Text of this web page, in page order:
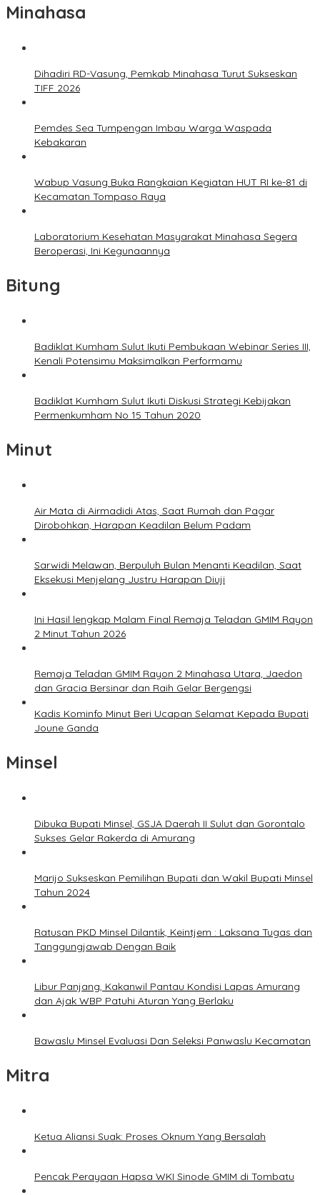
Minahasa
Dihadiri RD-Vasung, Pemkab Minahasa Turut Sukseskan
TIFF 2026
Pemdes Sea Tumpengan Imbau Warga Waspada
Kebakaran
Wabup Vasung Buka Rangkaian Kegiatan HUT RI ke-81 di
Kecamatan Tompaso Raya
Laboratorium Kesehatan Masyarakat Minahasa Segera
Beroperasi, Ini Kegunaannya
Bitung
Badiklat Kumham Sulut Ikuti Pembukaan Webinar Series III,
Kenali Potensimu Maksimalkan Performamu
Badiklat Kumham Sulut Ikuti Diskusi Strategi Kebijakan
Permenkumham No 15 Tahun 2020
Minut
Air Mata di Airmadidi Atas, Saat Rumah dan Pagar
Dirobohkan, Harapan Keadilan Belum Padam
Sarwidi Melawan, Berpuluh Bulan Menanti Keadilan, Saat
Eksekusi Menjelang Justru Harapan Diuji
Ini Hasil lengkap Malam Final Remaja Teladan GMIM Rayon
2 Minut Tahun 2026
Remaja Teladan GMIM Rayon 2 Minahasa Utara, Jaedon
dan Gracia Bersinar dan Raih Gelar Bergengsi
Kadis Kominfo Minut Beri Ucapan Selamat Kepada Bupati
Joune Ganda
Minsel
Dibuka Bupati Minsel, GSJA Daerah II Sulut dan Gorontalo
Sukses Gelar Rakerda di Amurang
Marijo Sukseskan Pemilihan Bupati dan Wakil Bupati Minsel
Tahun 2024
Ratusan PKD Minsel Dilantik, Keintjem : Laksana Tugas dan
Tanggungjawab Dengan Baik
Libur Panjang, Kakanwil Pantau Kondisi Lapas Amurang
dan Ajak WBP Patuhi Aturan Yang Berlaku
Bawaslu Minsel Evaluasi Dan Seleksi Panwaslu Kecamatan
Mitra
Ketua Aliansi Suak: Proses Oknum Yang Bersalah
Pencak Perayaan Hapsa WKI Sinode GMIM di Tombatu